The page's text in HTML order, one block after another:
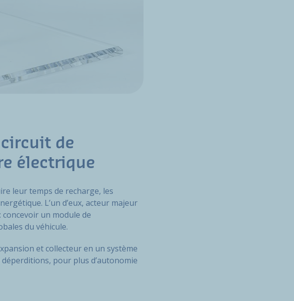
de
électrique
leur temps de recharge, les
L’un d’eux, acteur majeur
un module de
du véhicule.
et collecteur en un système
pour plus d’autonomie